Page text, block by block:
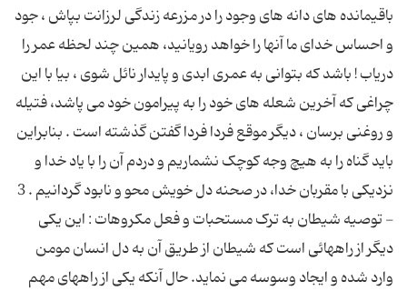
باقیمانده هاى دانه هاى وجود را در مزرعه زندگى لرزانت بپاش ، جود
و احساس خداى ما آنها را خواهد رویانید، همین چند لحظه عمر را
دریاب ! باشد که بتوانى به عمرى ابدى و پایدار نائل شوى ، بیا با این
چراغى که آخرین شعله هاى خود را به پیرامون خود مى پاشد، فتیله
و روغنى برسان ، دیگر موقع فردا فردا گفتن گذشته است . بنابراین
باید گناه را به هیچ وجه کوچک نشماریم و دردم آن را با یاد خدا و
نزدیکى با مقربان خدا، در صحنه دل خویش محو و نابود گردانیم . 3
- توصیه شیطان به ترک مستحبات و فعل مکروهات : این یکى
دیگر از راههائى است که شیطان از طریق آن به دل انسان مومن
وارد شده و ایجاد وسوسه مى نماید. حال آنکه یکى از راههاى مهم